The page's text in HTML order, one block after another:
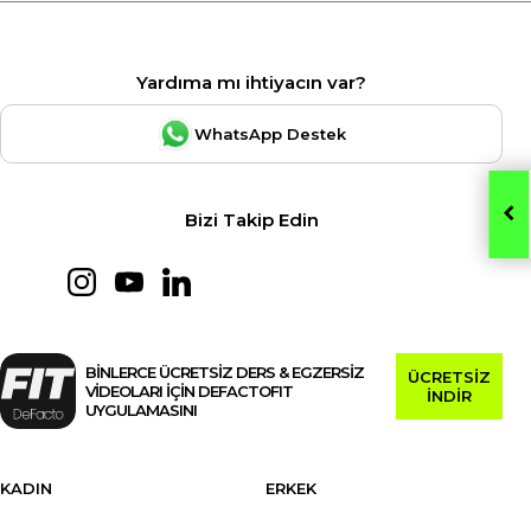
Yardıma mı ihtiyacın var?
WhatsApp Destek
Bizi Takip Edin
BİNLERCE ÜCRETSİZ DERS & EGZERSİZ
VİDEOLARI İÇİN DEFACTOFIT
UYGULAMASINI
ÜCRETSİZ
İNDİR
KADIN
ERKEK